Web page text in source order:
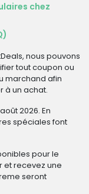
chez
nous pouvons
tout coupon ou
marchand afin
à un achat.
2026. En
spéciales font
pour le
et recevez une
seront